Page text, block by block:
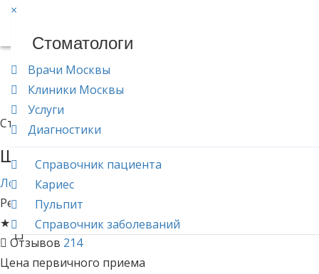
×
Стоматологи
Врачи Москвы
Клиники Москвы
Услуги
Диагностики
Справочник пациента
Кариес
Пульпит
Справочник заболеваний
Шаройко Марина Владимировна
Стаж 16 лет
ШаройкоМарина Владимировна
Лор (отоларинголог)
Рейтинг4.95★★
★★ ★★
Отзывов 214
Цена первичного приема